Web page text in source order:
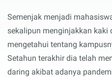
Semenjak menjadi
sekalipun menginjakkan kaki
mengetahui tentang
Setahun terakhir dia telah
daring akibat adanya